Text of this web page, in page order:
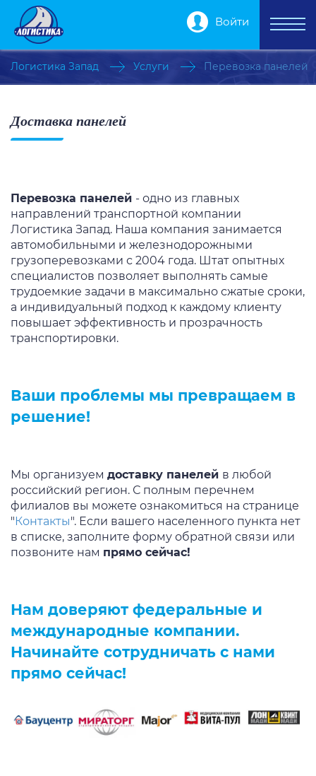
Войти
Логистика Запад Услуги Перевозка панелей
Доставка панелей
Перевозка панелей - одно из главных
направлений транспортной компании
Логистика Запад. Наша компания занимается
автомобильными и железнодорожными
грузоперевозками с 2004 года. Штат опытных
специалистов позволяет выполнять самые
трудоемкие задачи в максимально сжатые сроки,
а индивидуальный подход к каждому клиенту
повышает эффективность и прозрачность
транспортировки.
Ваши проблемы мы превращаем в
решение!
Мы организуем доставку панелей в любой
российский регион. С полным перечнем
филиалов вы можете ознакомиться на странице
"Контакты". Если вашего населенного пункта нет
в списке, заполните форму обратной связи или
позвоните нам прямо сейчас!
Нам доверяют федеральные и
международные компании.
Начинайте сотрудничать с нами
прямо сейчас!